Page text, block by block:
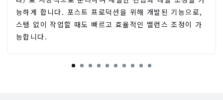
능하게 합니다. 포스트 프로덕션을 위해 개발된 기능으로,
스템 없이 작업할 때도 빠르고 효율적인 밸런스 조정이 가
능합니다.